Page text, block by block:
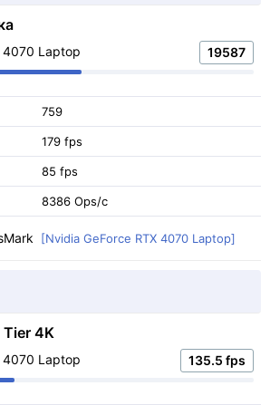
4070 Laptop 19587
759
179 fps
85 fps
8386 Ops/с
[Nvidia GeForce RTX 4070 Laptop]
Tier 4K
4070 Laptop 135.5 fps